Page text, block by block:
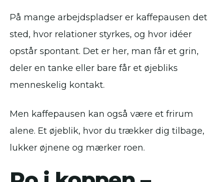
På mange arbejdspladser er kaffepausen det
sted, hvor relationer styrkes, og hvor idéer
opstår spontant. Det er her, man får et grin,
deler en tanke eller bare får et øjebliks
menneskelig kontakt.
Men kaffepausen kan også være et frirum
alene. Et øjeblik, hvor du trækker dig tilbage,
lukker øjnene og mærker roen.